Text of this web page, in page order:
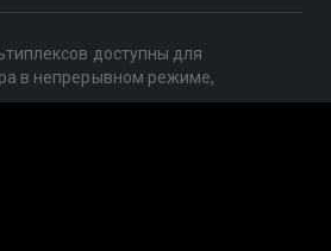
доступны для
в непрерывном режиме,